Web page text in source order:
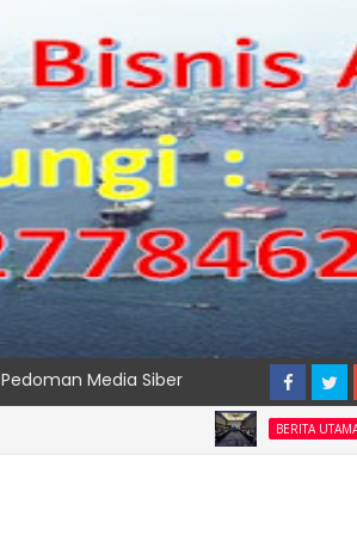
Pedoman Media Siber
BERITA UTAMA PELABUHAN